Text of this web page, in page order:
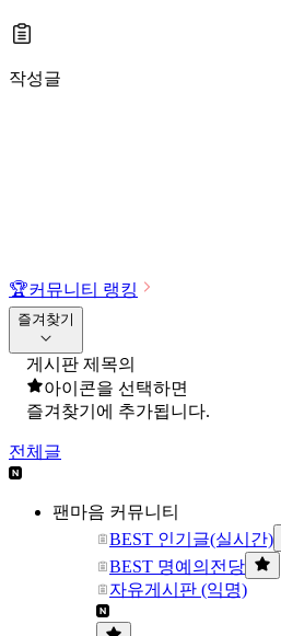
작성글
🏆커뮤니티 랭킹
즐겨찾기
게시판 제목의
아이콘을 선택하면
즐겨찾기에 추가됩니다.
전체글
팬마음 커뮤니티
BEST 인기글(실시간)
BEST 명예의전당
자유게시판 (익명)